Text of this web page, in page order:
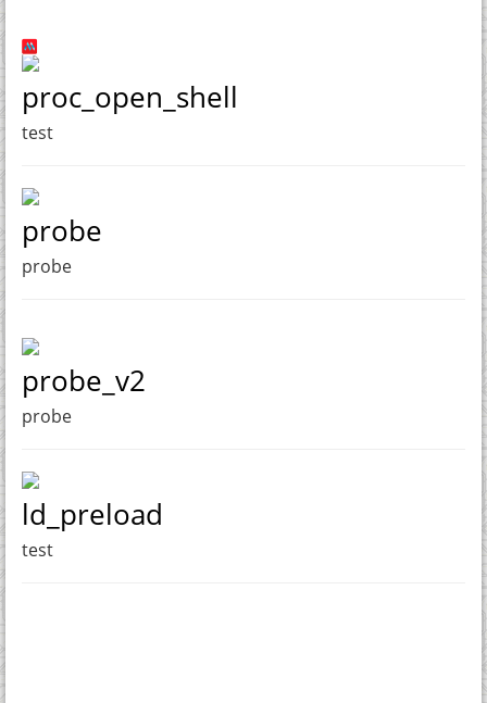
proc_open_shell
test
probe
probe
probe_v2
probe
ld_preload
test